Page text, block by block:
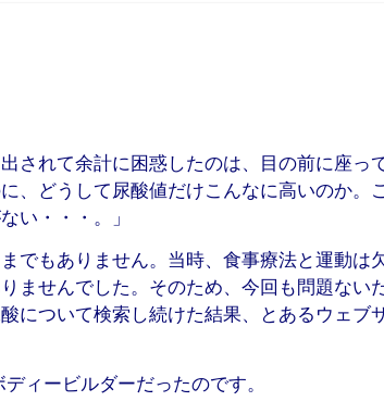
されて余計に困惑したのは、目の前に座っ
、どうして尿酸値だけこんなに高いのか。
い・・・。」
もありません。当時、食事療法と運動は
ませんでした。そのため、今回も問題ない
について検索し続けた結果、とあるウェブ
ィービルダーだったのです。